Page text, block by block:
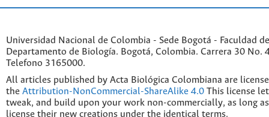
Universidad Nacional de Colombia - Sede Bogotá - Faculdad
Departamento de Biología. Bogotá, Colombia. Carrera 30 No.
Telefono 3165000.
All articles published by Acta Biológica Colombiana are
the Attribution-NonCommercial-ShareAlike 4.0 This license
tweak, and build upon your work non-commercially, as long
license their new creations under the identical terms.